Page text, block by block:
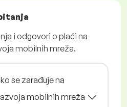
i odgovori o plaći na
mobilnih mreža.
se zarađuje na
mobilnih mreža